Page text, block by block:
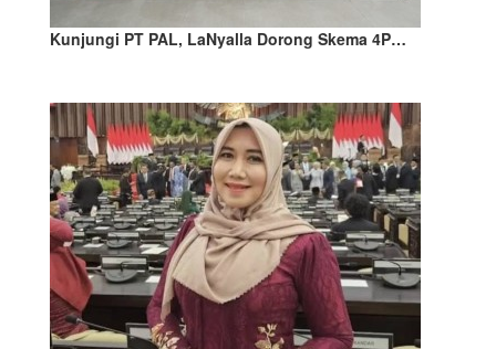
Kunjungi PT PAL, LaNyalla Dorong Skema 4P…